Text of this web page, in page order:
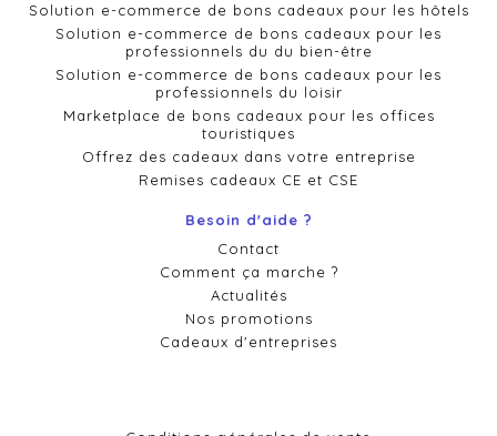
Solution e-commerce de bons cadeaux pour les hôtels
Solution e-commerce de bons cadeaux pour les
professionnels du du bien-être
Solution e-commerce de bons cadeaux pour les
professionnels du loisir
Marketplace de bons cadeaux pour les offices
touristiques
Offrez des cadeaux dans votre entreprise
Remises cadeaux CE et CSE
Besoin d'aide ?
Contact
Comment ça marche ?
Actualités
Nos promotions
Cadeaux d'entreprises